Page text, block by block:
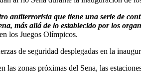
antiterrorista que tiene una serie de
más allá de lo establecido por los
los Juegos Olímpicos.
de seguridad desplegadas en la
las zonas próximas del Sena, las